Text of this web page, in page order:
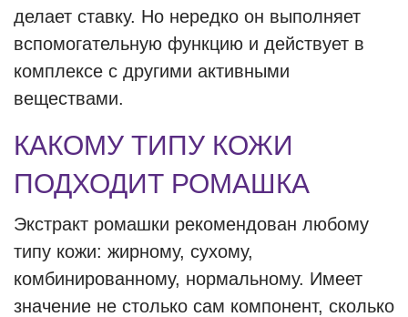
делает ставку. Но нередко он выполняет
вспомогательную функцию и действует в
комплексе с другими активными
веществами.
КАКОМУ ТИПУ КОЖИ
ПОДХОДИТ РОМАШКА
Экстракт ромашки рекомендован любому
типу кожи: жирному, сухому,
комбинированному, нормальному. Имеет
значение не столько сам компонент, сколько